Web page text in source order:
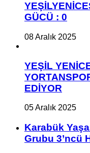
GÜCÜ : 0
08 Aralık 2025
YEŞİL
EDİYOR
05 Aralık 2025
Karabük
Grubu 3’ncü